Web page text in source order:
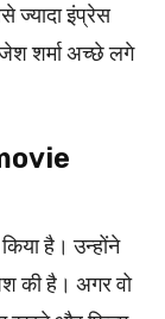
ज्यादा इंप्रेस
शर्मा अच्छे लगे
है। उन्होंने
की है। अगर वो